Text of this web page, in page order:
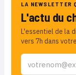
LA NEWSLETTER
L'actu du
L'essentiel de la
vers 7h dans